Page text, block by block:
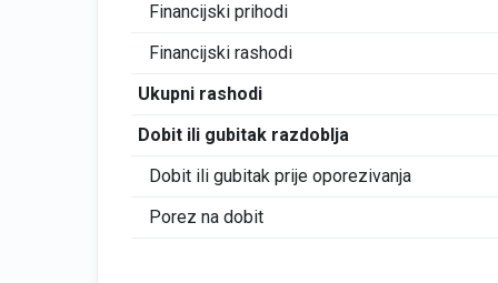
Financijski prihodi
Financijski rashodi
Ukupni rashodi
Dobit ili gubitak razdoblja
Dobit ili gubitak prije oporezivanja
Porez na dobit